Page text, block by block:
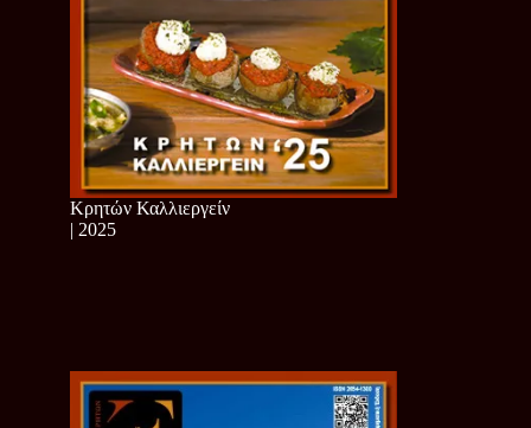
Κρητών Καλλιεργείν
| 2025